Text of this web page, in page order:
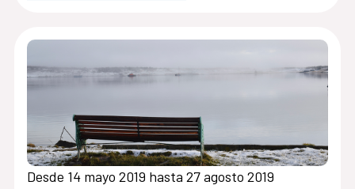
Desde 14 mayo 2019 hasta 27 agosto 2019